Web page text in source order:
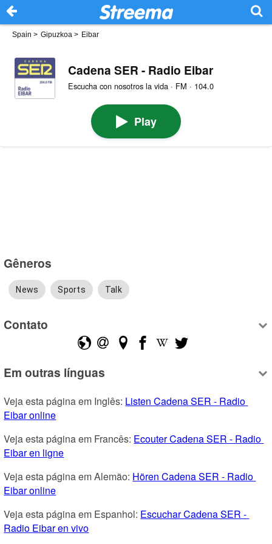
Spain > Gipuzkoa > Eibar
Cadena SER - Radio Eibar
Escucha con nosotros la vida · FM · 104.0
Play
Gêneros
News Sports Talk
Contato
Em outras línguas
Veja esta página em Inglês: Listen Cadena SER - Radio
Eibar online
Veja esta página em Francês: Ecouter Cadena SER - Radio
Eibar en ligne
Veja esta página em Alemão: Hören Cadena SER - Radio
Eibar online
Veja esta página em Espanhol: Escuchar Cadena SER -
Radio Eibar en vivo